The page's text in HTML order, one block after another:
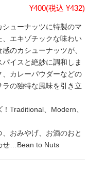
¥400(税込 ¥432)
シューナッツに特製のマ
エキゾチックな味わい
のカシューナッツが、
イスと絶妙に調和しま
カレーパウダーなどの
の独特な風味を引き立
Traditional、Modern、
おみやげ、お酒のおと
せ…Bean to Nuts